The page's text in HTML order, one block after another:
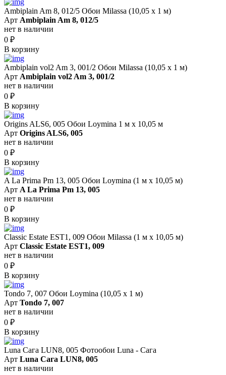
Ambiplain Am 8, 012/5 Обои Milassa (10,05 х 1 м)
Арт Ambiplain Am 8, 012/5
нет в наличии
0 ₽
В корзину
Ambiplain vol2 Am 3, 001/2 Обои Milassa (10,05 х 1 м)
Арт Ambiplain vol2 Am 3, 001/2
нет в наличии
0 ₽
В корзину
Origins ALS6, 005 Обои Loymina 1 м х 10,05 м
Арт Origins ALS6, 005
нет в наличии
0 ₽
В корзину
A La Prima Pm 13, 005 Обои Loymina (1 м х 10,05 м)
Арт A La Prima Pm 13, 005
нет в наличии
0 ₽
В корзину
Classic Estate EST1, 009 Обои Milassa (1 м х 10,05 м)
Арт Classic Estate EST1, 009
нет в наличии
0 ₽
В корзину
Tondo 7, 007 Обои Loymina (10,05 х 1 м)
Арт Tondo 7, 007
нет в наличии
0 ₽
В корзину
Luna Сага LUN8, 005 Фотообои Luna - Сага
Арт Luna Сага LUN8, 005
нет в наличии